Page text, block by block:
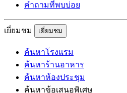
คำถามที่พบบ่อย
เยี่ยมชม เยี่ยมชม
ค้นหาโรงแรม
ค้นหาร้านอาหาร
ค้นหาห้องประชุม
ค้นหาข้อเสนอพิเศษ